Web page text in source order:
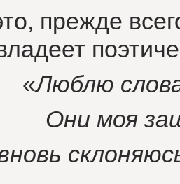
прежде
«Люблю
Они моя